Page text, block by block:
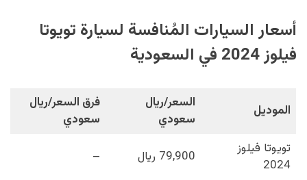
أسعار السيارات المُنافسة لسيارة تويوتا
فيلوز 2024 في السعودية
الموديل
السعر/ريال
سعودي
فرق السعر/ريال
سعودي
تويوتا فيلوز
2024
79,900 ريال –